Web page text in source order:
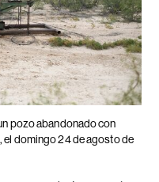
pozo abandonado con
el domingo 24 de agosto de